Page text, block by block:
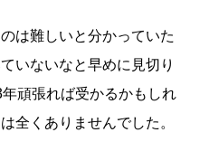
は難しいと分かっていた
いないなと早めに見切り
頑張れば受かるかもしれ
全くありませんでした。